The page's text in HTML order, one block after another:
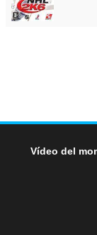
Vídeo del